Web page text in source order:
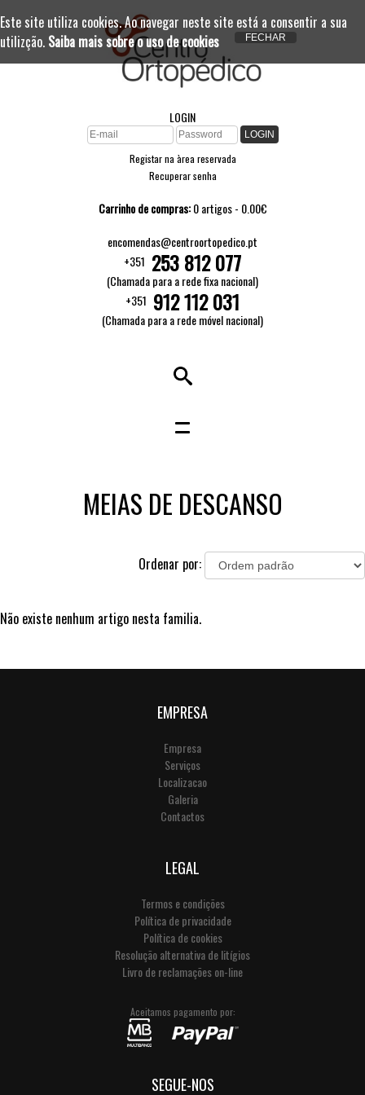
LOGIN
Registar na àrea reservada
Recuperar senha
Carrinho de compras:0 artigos - 0.00€
encomendas@centroortopedico.pt
+351 253 812 077
(Chamada para a rede fixa nacional)
+351 912 112 031
(Chamada para a rede móvel nacional)
MEIAS DE DESCANSO
Ordenar por:
Não existe nenhum artigo nesta familia.
EMPRESA
Empresa
Serviços
Localizacao
Galeria
Contactos
LEGAL
Termos e condições
Política de privacidade
Política de cookies
Resolução alternativa de litígios
Livro de reclamações on-line
Aceitamos pagamento por:
SEGUE-NOS
Este site utiliza cookies. Ao navegar neste site está a consentir a sua
utilizção. Saiba mais sobre o uso de cookies